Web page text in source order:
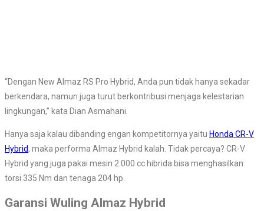
“Dengan New Almaz RS Pro Hybrid, Anda pun tidak hanya sekadar
berkendara, namun juga turut berkontribusi menjaga kelestarian
lingkungan,” kata Dian Asmahani.
Hanya saja kalau dibanding engan kompetitornya yaitu Honda CR-V
Hybrid, maka performa Almaz Hybrid kalah. Tidak percaya? CR-V
Hybrid yang juga pakai mesin 2.000 cc hibrida bisa menghasilkan
torsi 335 Nm dan tenaga 204 hp.
Garansi Wuling Almaz Hybrid